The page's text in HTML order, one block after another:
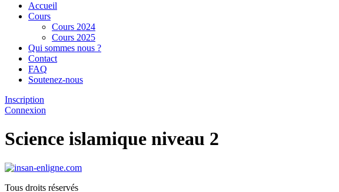
Accueil
Cours
Cours 2024
Cours 2025
Qui sommes nous ?
Contact
FAQ
Soutenez-nous
Inscription
Connexion
Science islamique niveau 2
Tous droits réservés